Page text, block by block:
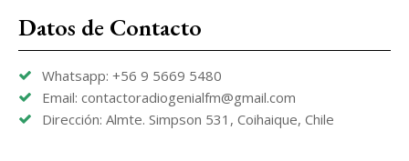
Datos de Contacto
Whatsapp: +56 9 5669 5480
Email: contactoradiogenialfm@gmail.com
Dirección: Almte. Simpson 531, Coihaique, Chile